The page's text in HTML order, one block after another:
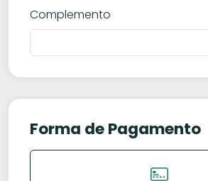
Complemento
Forma de Pagamento